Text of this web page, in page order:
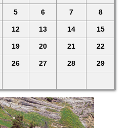
5 6 7 8
12 13 14 15
19 20 21 22
26 27 28 29